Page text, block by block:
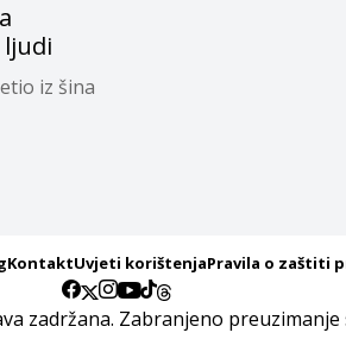
iz šina
KontaktUvjeti korištenjaPravila o zaštiti
zadržana. Zabranjeno preuzimanje